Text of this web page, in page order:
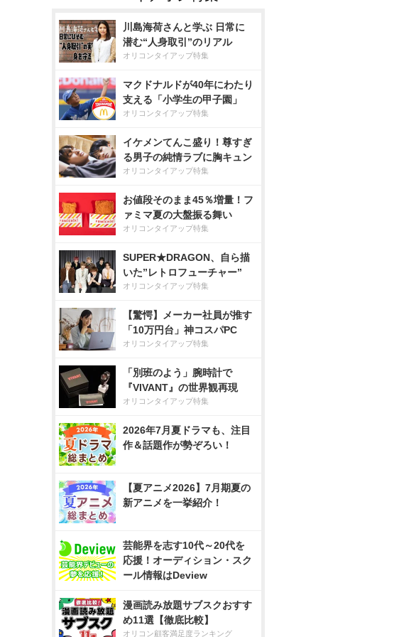
川島海荷さんと学ぶ 日常に
潜む“人身取引”のリアル
オリコンタイアップ特集
マクドナルドが40年にわたり
支える「小学生の甲子園」
オリコンタイアップ特集
イケメンてんこ盛り！尊すぎ
る男子の純情ラブに胸キュン
オリコンタイアップ特集
お値段そのまま45％増量！フ
ァミマ夏の大盤振る舞い
オリコンタイアップ特集
SUPER★DRAGON、自ら描
いた”レトロフューチャー”
オリコンタイアップ特集
【驚愕】メーカー社員が推す
「10万円台」神コスパPC
オリコンタイアップ特集
「別班のよう」腕時計で
『VIVANT』の世界観再現
オリコンタイアップ特集
2026年7月夏ドラマも、注目
作＆話題作が勢ぞろい！
【夏アニメ2026】7月期夏の
新アニメを一挙紹介！
芸能界を志す10代～20代を
応援！オーディション・スク
ール情報はDeview
漫画読み放題サブスクおすす
め11選【徹底比較】
オリコン顧客満足度ランキング